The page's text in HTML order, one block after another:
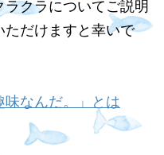
クラについてご説明
ただけますと幸いで
味なんだ。」とは